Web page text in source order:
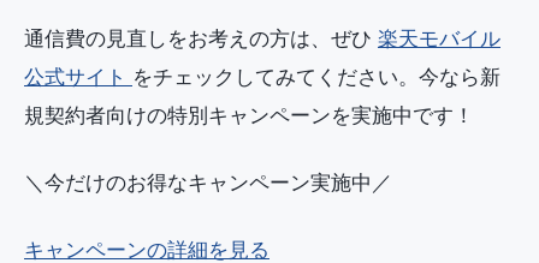
通信費の見直しをお考えの方は、ぜひ 楽天モバイル
公式サイト をチェックしてみてください。今なら新
規契約者向けの特別キャンペーンを実施中です！
＼今だけのお得なキャンペーン実施中／
キャンペーンの詳細を見る